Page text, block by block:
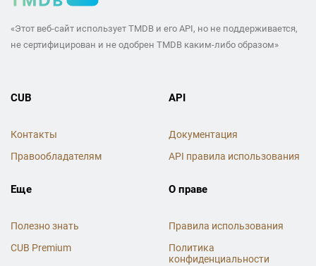
«Этот веб-сайт использует TMDB и его API, но не поддерживается,
не сертифицирован и не одобрен TMDB каким-либо образом»
CUB
Контакты
Правообладателям
API
Документация
API правила использования
Еще
Полезно знать
CUB Premium
О праве
Правила использования
Политика
конфиденциальности